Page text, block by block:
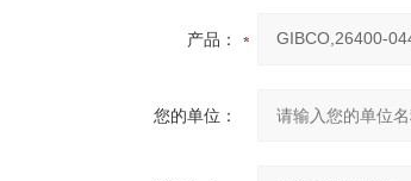
产品：
您的单位：